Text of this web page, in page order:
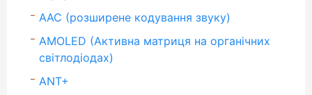
AAC (розширене кодування звуку)
AMOLED (Активна матриця на органічних
світлодіодах)
ANT+